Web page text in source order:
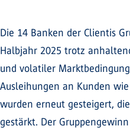
Die 14 Banken der Clientis
Halbjahr 2025 trotz
und volatiler
Ausleihungen an Kunden
wurden erneut gesteigert,
gestärkt. Der